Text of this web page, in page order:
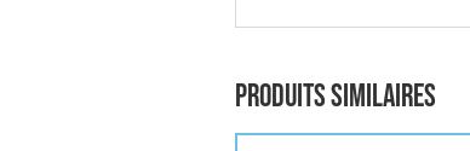
Produits similaires